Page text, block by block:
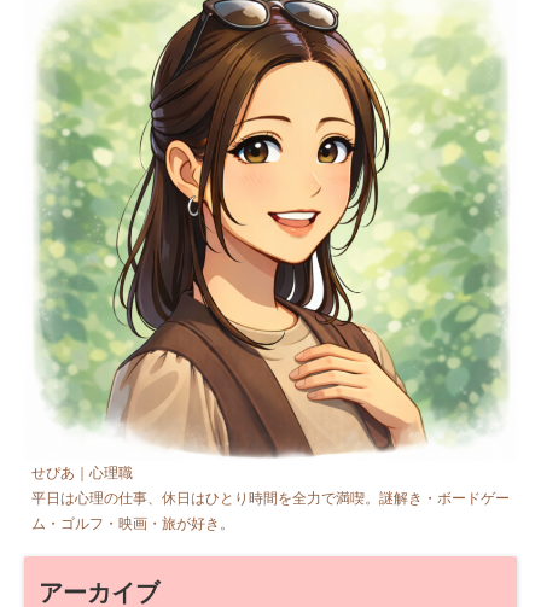
せぴあ｜心理職
平日は心理の仕事、休日はひとり時間を全力で満喫。謎解き・ボードゲー
ム・ゴルフ・映画・旅が好き。
アーカイブ